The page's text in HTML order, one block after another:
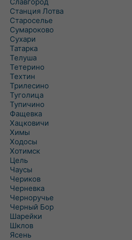
Станция Лотва
Староселье
Сумароково
Сухари
Татарка
Телуша
Тетерино
Техтин
Трилесино
Туголица
Тупичино
Фащевка
Хацковичи
Химы
Ходосы
Хотимск
Цель
Чаусы
Чериков
Черневка
Черноручье
Черный Бор
Шарейки
Шклов
Ясень